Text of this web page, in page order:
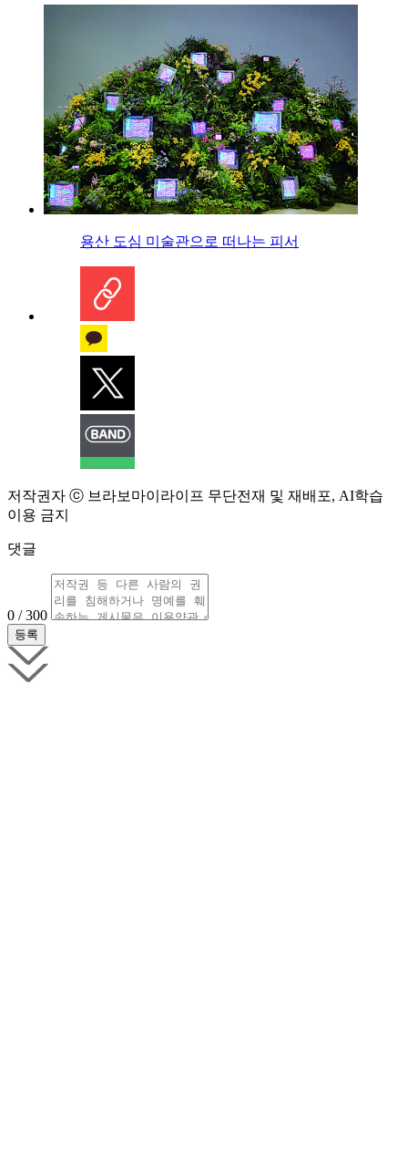
용산 도심 미술관으로 떠나는 피서
저작권자 ⓒ 브라보마이라이프 무단전재 및 재배포, AI학습
이용 금지
댓글
0 / 300